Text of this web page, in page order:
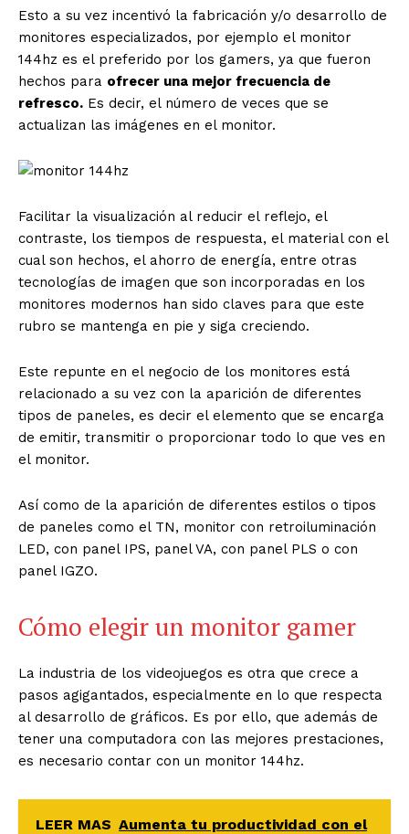
Esto a su vez incentivó la fabricación y/o desarrollo de
monitores especializados, por ejemplo el monitor
144hz es el preferido por los gamers, ya que fueron
hechos para ofrecer una mejor frecuencia de
refresco. Es decir, el número de veces que se
actualizan las imágenes en el monitor.
Facilitar la visualización al reducir el reflejo, el
contraste, los tiempos de respuesta, el material con el
cual son hechos, el ahorro de energía, entre otras
tecnologías de imagen que son incorporadas en los
monitores modernos han sido claves para que este
rubro se mantenga en pie y siga creciendo.
Este repunte en el negocio de los monitores está
relacionado a su vez con la aparición de diferentes
tipos de paneles, es decir el elemento que se encarga
de emitir, transmitir o proporcionar todo lo que ves en
el monitor.
Así como de la aparición de diferentes estilos o tipos
de paneles como el TN, monitor con retroiluminación
LED, con panel IPS, panel VA, con panel PLS o con
panel IGZO.
Cómo elegir un monitor gamer
La industria de los videojuegos es otra que crece a
pasos agigantados, especialmente en lo que respecta
al desarrollo de gráficos. Es por ello, que además de
tener una computadora con las mejores prestaciones,
es necesario contar con un monitor 144hz.
LEER MAS Aumenta tu productividad con el